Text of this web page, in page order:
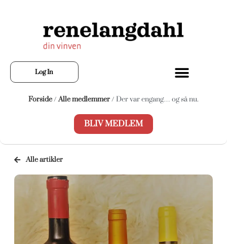
Log In
Forside/Alle medlemmer/ Der var engang… og så nu.
BLIV MEDLEM
Alle artikler